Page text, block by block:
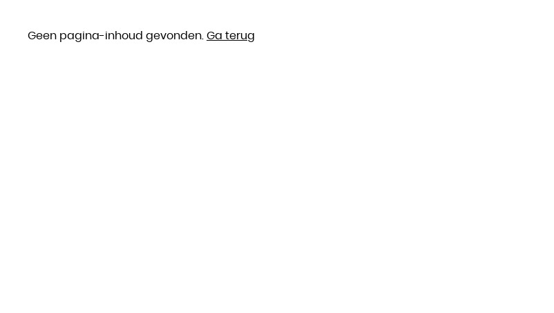
Geen pagina-inhoud gevonden. Ga terug